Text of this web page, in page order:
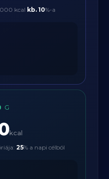
kcal kb. 10%-a
G
kcal
25% a napi célból